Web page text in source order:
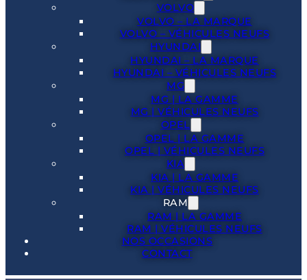
VOLVO
VOLVO – LA MARQUE
VOLVO – VÉHICULES NEUFS
HYUNDAI
HYUNDAI – LA MARQUE
HYUNDAI – VÉHICULES NEUFS
MG
MG | LA GAMME
MG | VÉHICULES NEUFS
OPEL
OPEL | LA GAMME
OPEL | VÉHICULES NEUFS
KIA
KIA | LA GAMME
KIA | VÉHICULES NEUFS
RAM
RAM | LA GAMME
RAM | VÉHICULES NEUFS
NOS OCCASIONS
CONTACT